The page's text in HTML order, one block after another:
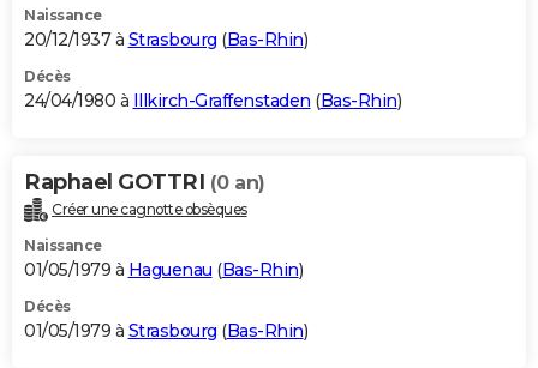
Naissance
20/12/1937 à Strasbourg (Bas-Rhin)
Décès
24/04/1980 à Illkirch-Graffenstaden (Bas-Rhin)
Raphael GOTTRI (0 an)
Créer une cagnotte obsèques
Naissance
01/05/1979 à Haguenau (Bas-Rhin)
Décès
01/05/1979 à Strasbourg (Bas-Rhin)